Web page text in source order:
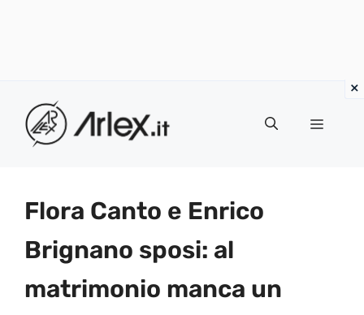
contenuto
Menu
Flora Canto e Enrico
Brignano sposi: al
matrimonio manca un